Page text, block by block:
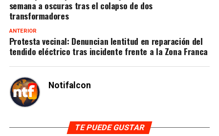
semana a oscuras tras el colapso de dos
transformadores
ANTERIOR
Protesta vecinal: Denuncian lentitud en reparación del
tendido eléctrico tras incidente frente a la Zona Franca
Notifalcon
TE PUEDE GUSTAR